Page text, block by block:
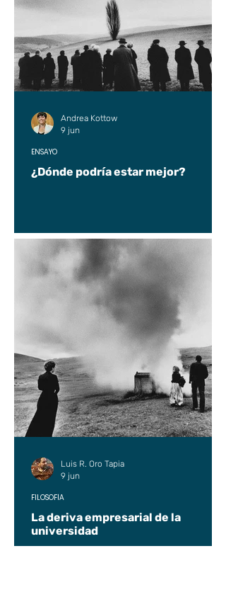
¿Dónde podría estar mejor?
ENSAYO
Andrea Kottow
9 jun
La deriva empresarial de la
universidad
FILOSOFÍA
Luis R. Oro Tapia
9 jun